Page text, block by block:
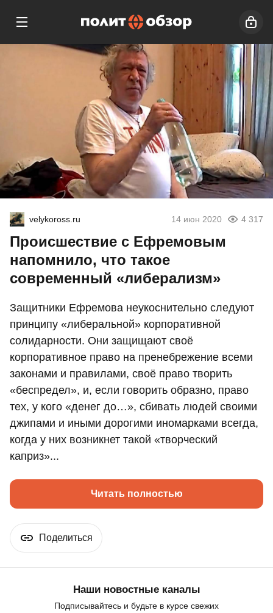
velykoross.ru 14 июн 2020 4 317
Происшествие с Ефремовым
напомнило, что такое
современный «либерализм»
Защитники Ефремова неукоснительно следуют
принципу «либеральной» корпоративной
солидарности. Они защищают своё
корпоративное право на пренебрежение всеми
законами и правилами, своё право творить
«беспредел», и, если говорить образно, право
тех, у кого «денег до…», сбивать людей своими
джипами и иными дорогими иномарками всегда,
когда у них возникнет такой «творческий
каприз»...
Читать полностью
Поделиться
Наши новостные каналы
Подписывайтесь и будьте в курсе свежих